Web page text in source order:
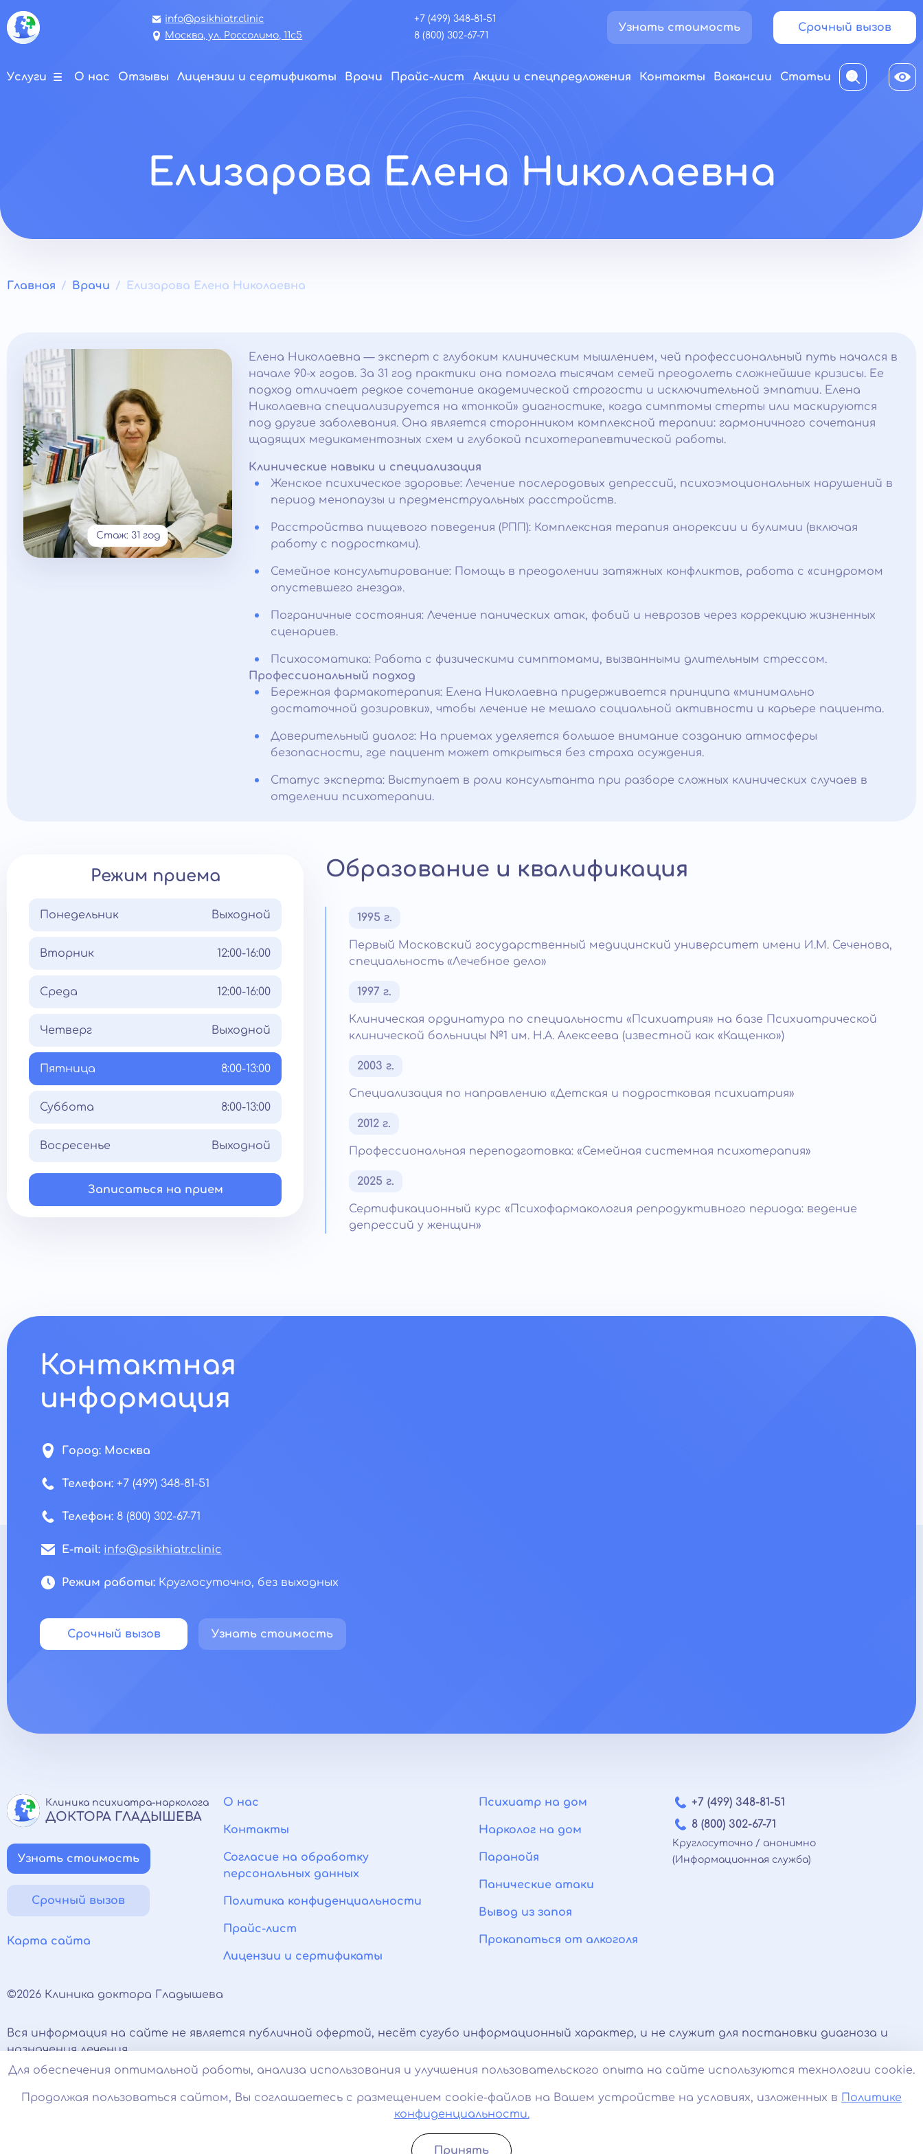
info@psikhiatr.clinic
Москва, ул. Россолимо, 11с5
+7 (499) 348-81-51
8 (800) 302-67-71
Узнать стоимость Срочный вызов
Услуги О нас Отзывы Лицензии и сертификаты Врачи Прайс-лист Акции и спецпредложения Контакты Вакансии Статьи
Елизарова Елена Николаевна
Главная Врачи Елизарова Елена Николаевна
Стаж: 31 год
Елена Николаевна — эксперт с глубоким клиническим мышлением, чей профессиональный путь начался в
начале 90-х годов. За 31 год практики она помогла тысячам семей преодолеть сложнейшие кризисы. Ее
подход отличает редкое сочетание академической строгости и исключительной эмпатии. Елена
Николаевна специализируется на «тонкой» диагностике, когда симптомы стерты или маскируются
под другие заболевания. Она является сторонником комплексной терапии: гармоничного сочетания
щадящих медикаментозных схем и глубокой психотерапевтической работы.
Клинические навыки и специализация
Женское психическое здоровье: Лечение послеродовых депрессий, психоэмоциональных нарушений в
период менопаузы и предменструальных расстройств.
Расстройства пищевого поведения (РПП): Комплексная терапия анорексии и булимии (включая
работу с подростками).
Семейное консультирование: Помощь в преодолении затяжных конфликтов, работа с «синдромом
опустевшего гнезда».
Пограничные состояния: Лечение панических атак, фобий и неврозов через коррекцию жизненных
сценариев.
Психосоматика: Работа с физическими симптомами, вызванными длительным стрессом.
Профессиональный подход
Бережная фармакотерапия: Елена Николаевна придерживается принципа «минимально
достаточной дозировки», чтобы лечение не мешало социальной активности и карьере пациента.
Доверительный диалог: На приемах уделяется большое внимание созданию атмосферы
безопасности, где пациент может открыться без страха осуждения.
Статус эксперта: Выступает в роли консультанта при разборе сложных клинических случаев в
отделении психотерапии.
Режим приема
Понедельник Выходной
Вторник 12:00-16:00
Среда 12:00-16:00
Четверг Выходной
Пятница 8:00-13:00
Суббота 8:00-13:00
Восресенье Выходной
Записаться на прием
Образование и квалификация
1995 г.
Первый Московский государственный медицинский университет имени И.М. Сеченова,
специальность «Лечебное дело»
1997 г.
Клиническая ординатура по специальности «Психиатрия» на базе Психиатрической
клинической больницы №1 им. Н.А. Алексеева (известной как «Кащенко»)
2003 г.
Специализация по направлению «Детская и подростковая психиатрия»
2012 г.
Профессиональная переподготовка: «Семейная системная психотерапия»
2025 г.
Сертификационный курс «Психофармакология репродуктивного периода: ведение
депрессий у женщин»
Контактная
информация
Город: Москва
Телефон: +7 (499) 348-81-51
Телефон: 8 (800) 302-67-71
E-mail: info@psikhiatr.clinic
Режим работы: Круглосуточно, без выходных
Срочный вызов Узнать стоимость
Клиника психиатра-нарколога
ДОКТОРА ГЛАДЫШЕВА
Узнать стоимость
Срочный вызов
Карта сайта
О нас
Контакты
Согласие на обработку
персональных данных
Политика конфиденциальности
Прайс-лист
Лицензии и сертификаты
Психиатр на дом
Нарколог на дом
Паранойя
Панические атаки
Вывод из запоя
Прокапаться от алкоголя
+7 (499) 348-81-51
8 (800) 302-67-71
Круглосуточно / анонимно
(Информационная служба)
©2026 Клиника доктора Гладышева
Вся информация на сайте не является публичной офертой, несёт сугубо информационный характер, и не служит для постановки диагноза и
назначения лечения.
Есть противопоказания, необходимо проконсультироваться с врачом. Консультационные услуги, оказываемые по телефону, мессенджерам и в
Оставаясь на сайте вы соглашаетесь на использование cookies. 18+
Для обеспечения оптимальной работы, анализа использования и улучшения пользовательского опыта на сайте используются технологии cookie.
Продолжая пользоваться сайтом, Вы соглашаетесь с размещением cookie-файлов на Вашем устройстве на условиях, изложенных в Политике
конфиденциальности.
Принять